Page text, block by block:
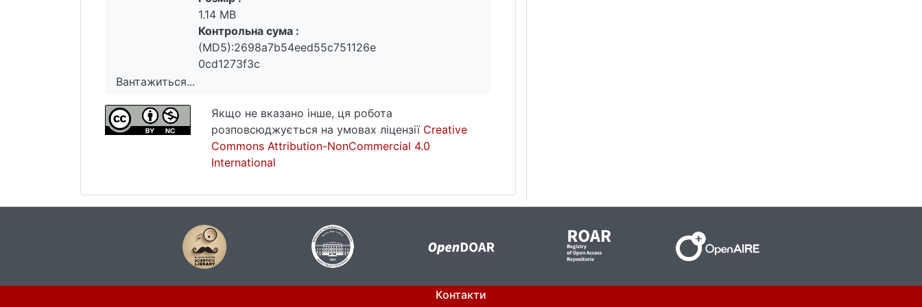
Вантажиться...
Вантажиться...
1.14 MB
Контрольна сума :
(MD5):2698a7b54eed55c751126e
0cd1273f3c
Якщо не вказано інше, ця робота
розповсюджується на умовах ліцензії Creative
Commons Attribution-NonCommercial 4.0
International
Контакти